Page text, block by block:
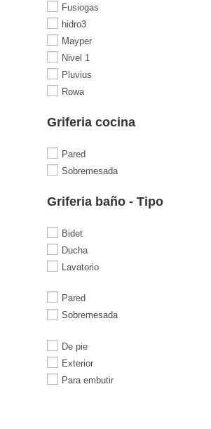
Fusiogas
hidro3
Mayper
Nivel 1
Pluvius
Rowa
Griferia cocina
Pared
Sobremesada
Griferia baño - Tipo
Bidet
Ducha
Lavatorio
Pared
Sobremesada
De pie
Exterior
Para embutir